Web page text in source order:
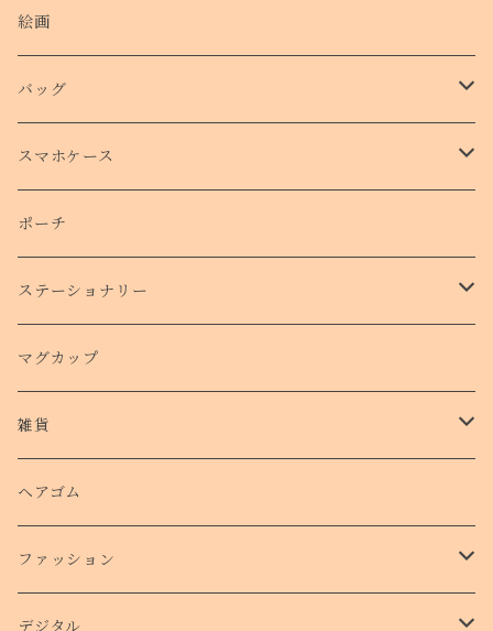
絵画
バッグ
トートバッグ
スマホケース
側面プリントハードケース
手帳型スマホケース
クリアケース
クッションバンパーケース
スマホリング
ショルダー付きケース
ポーチ
ステーショナリー
カード
クリアファイル
ステッカー
マグカップ
雑貨
パスケース
ヘアゴム
ファッション
Ｔシャツ
デジタル